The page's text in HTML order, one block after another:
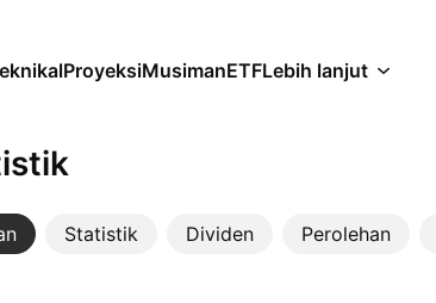
ProyeksiMusimanETFLebih lanjut
Statistik Dividen Perolehan